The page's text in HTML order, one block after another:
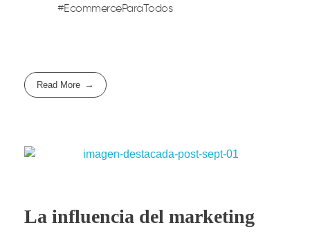
#EcommerceParaTodos
Read More
La influencia del marketing